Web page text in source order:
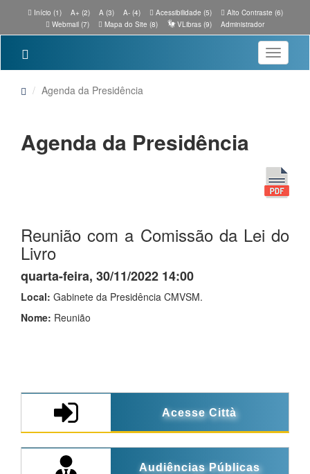
Início (1) A+ (2) A (3) A- (4) Acessibilidade (5)
Alto Contraste (6)
Webmail (7)
Mapa do Site (8) VLibras (9) Administrador
Toggle
Agenda da Presidência
Agenda da Presidência
Reunião com a Comissão da Lei do
Livro
quarta-feira, 30/11/2022 14:00
Local: Gabinete da Presidência CMVSM.
Nome: Reunião
Acesse Città
Audiências Públicas